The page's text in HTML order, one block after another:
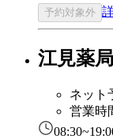
予約対象外
江見薬
ネット
営業時